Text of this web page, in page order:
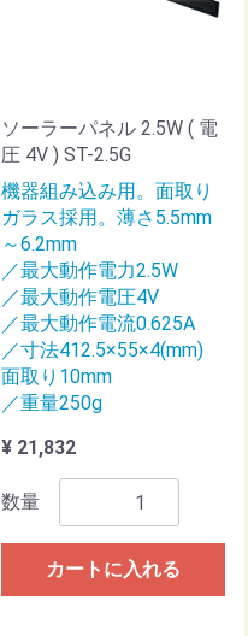
ソーラーパネル 2.5W ( 電
圧 4V ) ST-2.5G
機器組み込み用。面取り
ガラス採用。薄さ5.5mm
～6.2mm
／最大動作電力2.5W
／最大動作電圧4V
／最大動作電流0.625A
／寸法412.5×55×4(mm)
面取り10mm
／重量250g
¥ 21,832
数量
カートに入れる